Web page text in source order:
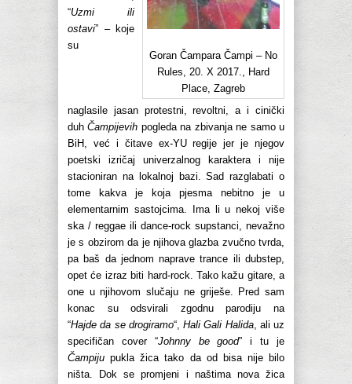
Goran Čampara Čampi – No
Rules, 20. X 2017., Hard
Place, Zagreb
“Uzmi ili
ostavi” – koje
su
naglasile jasan protestni, revoltni, a i cinički
duhČampijevih pogleda na zbivanja ne samo u
BiH, već i čitave ex-YU regije jer je njegov
poetski izričaj univerzalnog karaktera i nije
stacioniran na lokalnoj bazi. Sad razglabati o
tome kakva je koja pjesma nebitno je u
elementarnim sastojcima. Ima li u nekoj više
ska / reggae ili dance-rock supstanci, nevažno
je s obzirom da je njihova glazba zvučno tvrda,
pa baš da jednom naprave trance ili dubstep,
opet će izraz biti hard-rock. Tako kažu gitare, a
one u njihovom slučaju ne griješe. Pred sam
konac su odsvirali zgodnu parodiju na
“Hajde da se drogiramo“, Hali Gali Halida, ali uz
specifičan cover “Johnny be good” i tu je
Čampiju pukla žica tako da od bisa nije bilo
ništa. Dok se promjeni i naštima nova žica